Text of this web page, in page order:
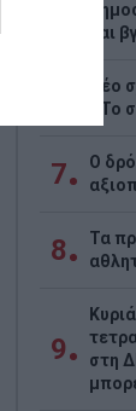
και
Νέο
- Το
7
Ο
8
Τα
9
στη